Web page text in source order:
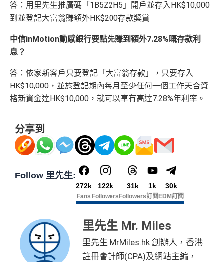
答：用里先生推廣碼「1B5Z2H5」開戶並存入HK$10,000
到並登記大富翁賺額外HK$200存款獎賞
中信inMotion動感銀行要點先賺到額外7.28%嘅存款利
息？
答：依家新客戶只要登記「大富翁存款」，只要存入
HK$10,000，並於登記期內每月至少任何一個工作天合資
格新資金達HK$10,000，就可以享有高達7.28%年利率。
分享到
Follow 里先生:
272k
Fans
122k
Followers
31k
Followers
1k
訂閱
30k
EDM訂閱
里先生 Mr. Miles
里先生 MrMiles.hk 創辦人，香港
註冊會計師(CPA)及網站主編，